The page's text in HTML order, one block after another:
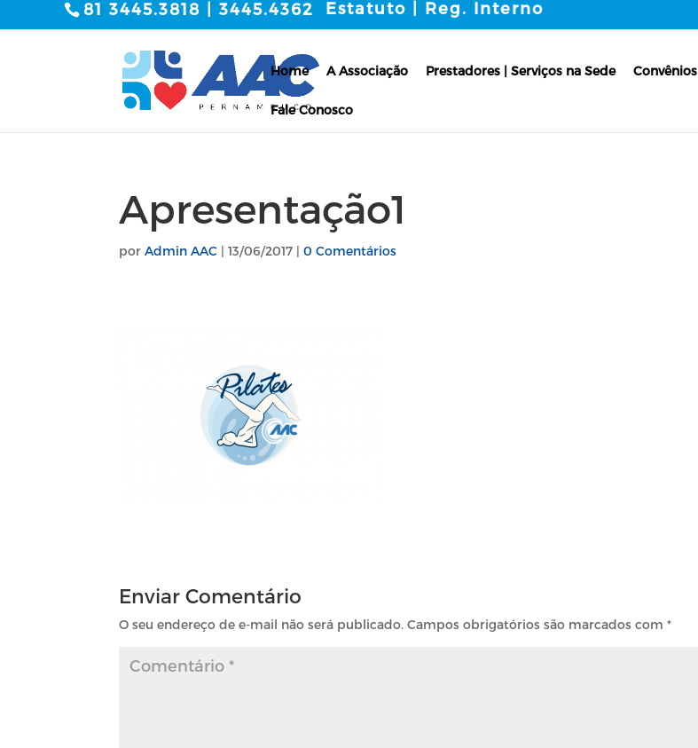
81 3445.3818 | 3445.4362 Estatuto | Reg. Interno
Home A Associação Prestadores | Serviços na Sede Convênios
Fale Conosco
Apresentação1
porAdmin AAC |13/06/2017 |0 Comentários
Enviar Comentário
O seu endereço de e-mail não será publicado. Campos obrigatórios são marcados com*